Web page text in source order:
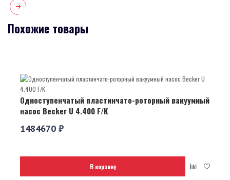
Похожие товары
Одноступенчатый пластинчато-роторный вакуумный
насос Becker U 4.400 F/K
1484670 ₽
В корзину